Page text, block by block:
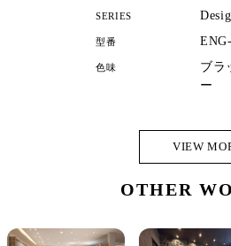
SERIES
型番
色味
ブラ
ー
VIEW
OTHER